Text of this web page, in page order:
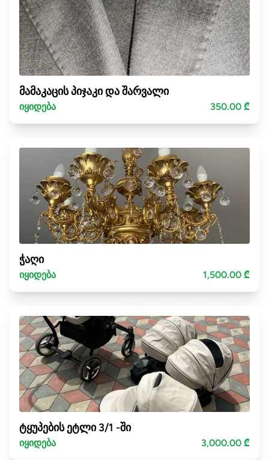
მამაკაცის პიჯაკი და შარვალი
იყიდება 350.00 ₾
ჭაღი
იყიდება 1,500.00 ₾
ტყუპების ეტლი 3/1 -ში
იყიდება 3,000.00 ₾